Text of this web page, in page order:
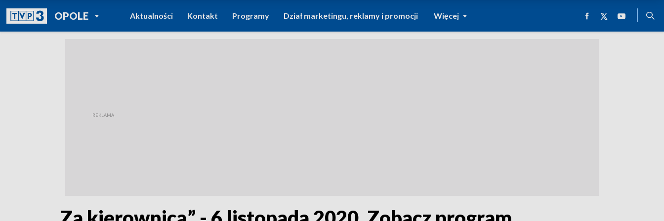
OPOLEPOWRÓT DO
TVP REGIONY
Aktualności Kontakt Programy Dział marketingu, reklamy i promocji Więcej